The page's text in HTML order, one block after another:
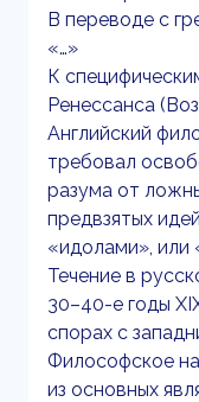
В переводе с
«…»
К
Ренессанса
Английский
требовал
разума от
предвзятых
«идолами», или
Течение в
30–40-е годы
спорах с
Философское
из основных